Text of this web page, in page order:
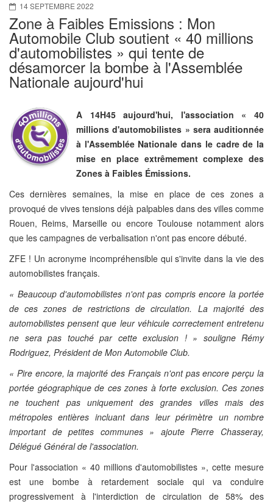
14 SEPTEMBRE 2022
Zone à Faibles Emissions : Mon
Automobile Club soutient « 40 millions
d'automobilistes » qui tente de
désamorcer la bombe à l'Assemblée
Nationale aujourd'hui
A 14H45 aujourd'hui, l'association « 40
millions d'automobilistes » sera auditionnée
à l'Assemblée Nationale dans le cadre de la
mise en place extrêmement complexe des
Zones à Faibles Émissions.
Ces dernières semaines, la mise en place de ces zones a
provoqué de vives tensions déjà palpables dans des villes comme
Rouen, Reims, Marseille ou encore Toulouse notamment alors
que les campagnes de verbalisation n'ont pas encore débuté.
ZFE ! Un acronyme incompréhensible qui s'invite dans la vie des
automobilistes français.
« Beaucoup d'automobilistes n'ont pas compris encore la portée
de ces zones de restrictions de circulation. La majorité des
automobilistes pensent que leur véhicule correctement entretenu
ne sera pas touché par cette exclusion ! » souligne Rémy
Rodriguez, Président de Mon Automobile Club.
« Pire encore, la majorité des Français n'ont pas encore perçu la
portée géographique de ces zones à forte exclusion. Ces zones
ne touchent pas uniquement des grandes villes mais des
métropoles entières incluant dans leur périmètre un nombre
important de petites communes » ajoute Pierre Chasseray,
Délégué Général de l'association.
Pour l'association « 40 millions d'automobilistes », cette mesure
est une bombe à retardement sociale qui va conduire
progressivement à l'interdiction de circulation de 58% des